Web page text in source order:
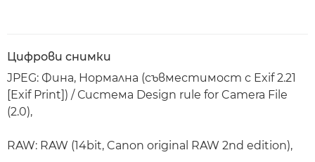
Цифрови снимки
JPEG: Фина, Нормална (съвместимост с Exif 2.21
[Exif Print]) / Система Design rule for Camera File
(2.0),
RAW: RAW (14bit, Canon original RAW 2nd edition),